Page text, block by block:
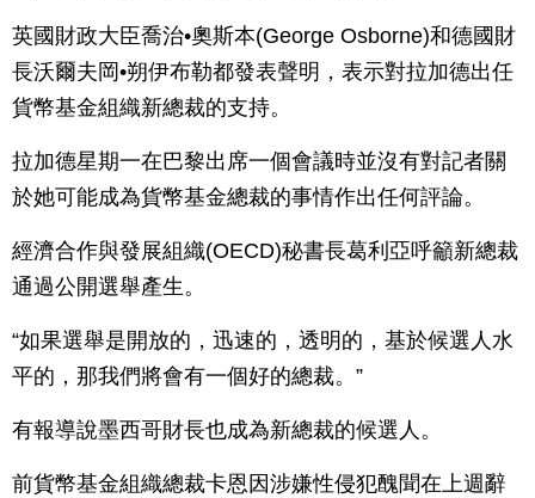
英國財政大臣喬治•奧斯本(George Osborne)和德國財
長沃爾夫岡•朔伊布勒都發表聲明，表示對拉加德出任
貨幣基金組織新總裁的支持。
拉加德星期一在巴黎出席一個會議時並沒有對記者關
於她可能成為貨幣基金總裁的事情作出任何評論。
經濟合作與發展組織(OECD)秘書長葛利亞呼籲新總裁
通過公開選舉產生。
“如果選舉是開放的，迅速的，透明的，基於候選人水
平的，那我們將會有一個好的總裁。”
有報導說墨西哥財長也成為新總裁的候選人。
前貨幣基金組織總裁卡恩因涉嫌性侵犯醜聞在上週辭